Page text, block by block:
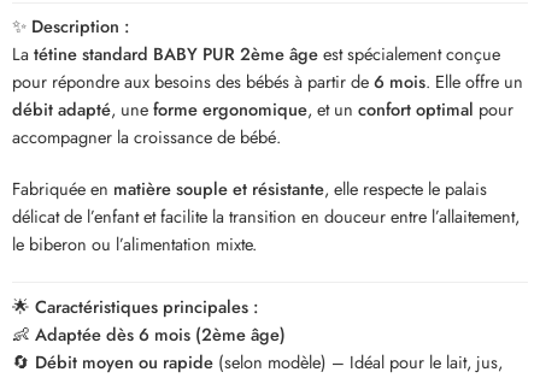
✨ Description :
La tétine standard BABY PUR 2ème âgeest spécialement conçue
pour répondre aux besoins des bébés à partir de6 mois. Elle offre un
débit adapté, uneforme ergonomique, et un confort optimal pour
accompagner la croissance de bébé.
Fabriquée en matière souple et résistante, elle respecte le palais
délicat de l’enfant et facilite la transition en douceur entre l’allaitement,
le biberon ou l’alimentation mixte.
🌟 Caractéristiques principales :
👶 Adaptée dès 6 mois (2ème âge)
🔄 Débit moyen ou rapide (selon modèle) – Idéal pour le lait, jus,